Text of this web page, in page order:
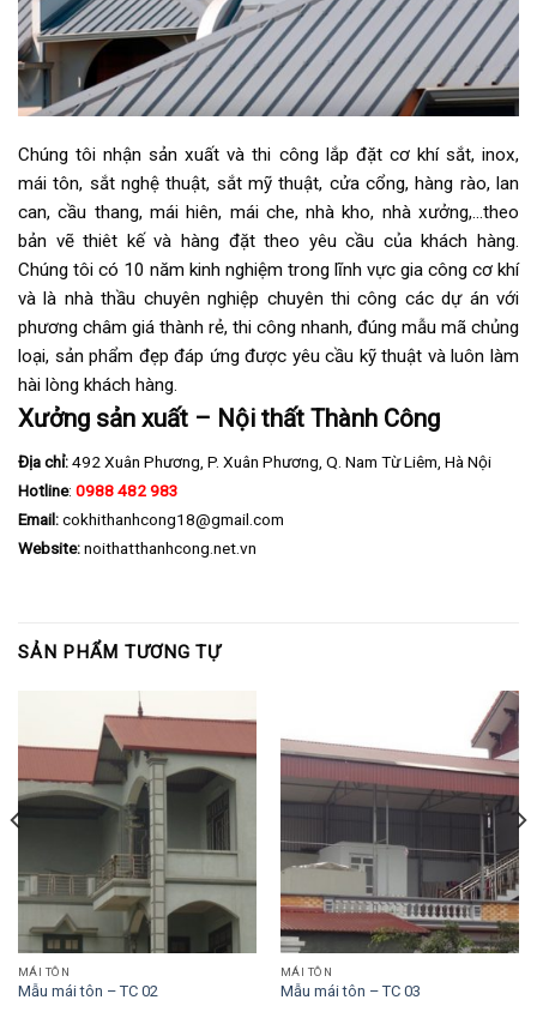
Chúng tôi nhận sản xuất và thi công lắp đặt cơ khí sắt, inox,
mái tôn, sắt nghệ thuật, sắt mỹ thuật, cửa cổng, hàng rào, lan
can, cầu thang, mái hiên, mái che, nhà kho, nhà xưởng,…theo
bản vẽ thiêt kế và hàng đặt theo yêu cầu của khách hàng.
Chúng tôi có 10 năm kinh nghiệm trong lĩnh vực gia công cơ khí
và là nhà thầu chuyên nghiệp chuyên thi công các dự án với
phương châm giá thành rẻ, thi công nhanh, đúng mẫu mã chủng
loại, sản phẩm đẹp đáp ứng được yêu cầu kỹ thuật và luôn làm
hài lòng khách hàng.
Xưởng sản xuất – Nội thất Thành Công
Địa chỉ:492 Xuân Phương, P. Xuân Phương, Q. Nam Từ Liêm, Hà Nội
Hotline: 0988 482 983
Email:cokhithanhcong18@gmail.com
Website:noithatthanhcong.net.vn
SẢN PHẨM TƯƠNG TỰ
MÁI TÔN
Mẫu mái tôn – TC 02
MÁI TÔN
Mẫu mái tôn – TC 03